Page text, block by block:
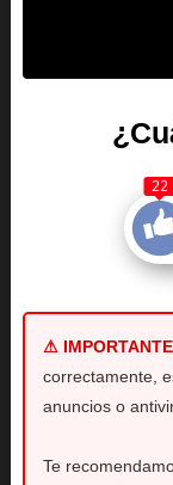
22
⚠
correctamente,
anuncios o
Te